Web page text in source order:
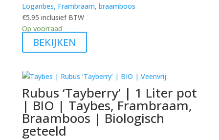
Loganbes, Frambraam, braamboos
€5.95 inclusief BTW
Op voorraad
BEKIJKEN
Rubus ‘Tayberry’ | 1 Liter pot
| BIO | Taybes, Frambraam,
Braamboos | Biologisch
geteeld